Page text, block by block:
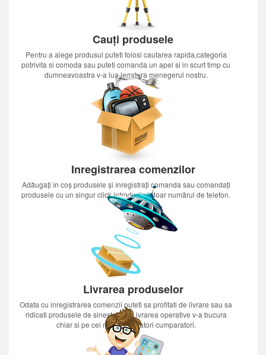
Cauți produsele
Pentru a alege produsul puteti folosi cautarea rapida,categoria
potrivita si comoda sau puteti comanda un apel si in scurt timp cu
dumneavoastra v-a lua legatura menegerul nostru.
Inregistrarea comenzilor
Adăugați în coș produsele și înregistrați comanda sau comandați
produsele cu un singur click introducînd doar numărul de telefon.
Livrarea produselor
Odata cu inregistrarea comenzii puteti sa profitati de livrare sau sa
ridicati produsele de sinestatator.Livrarea operative v-a bucura
chiar si pe cei mai nerabdatori cumparatori.